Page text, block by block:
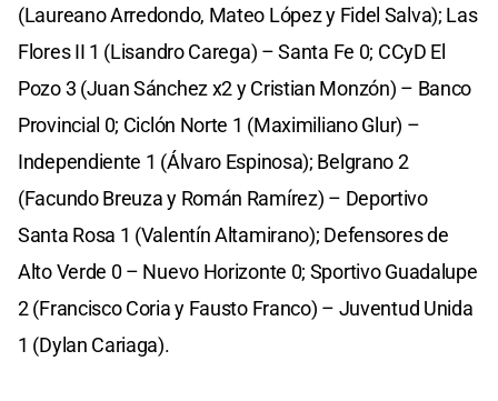
(Laureano Arredondo, Mateo López y Fidel Salva); Las
Flores II 1 (Lisandro Carega) – Santa Fe 0; CCyD El
Pozo 3 (Juan Sánchez x2 y Cristian Monzón) – Banco
Provincial 0; Ciclón Norte 1 (Maximiliano Glur) –
Independiente 1 (Álvaro Espinosa); Belgrano 2
(Facundo Breuza y Román Ramírez) – Deportivo
Santa Rosa 1 (Valentín Altamirano); Defensores de
Alto Verde 0 – Nuevo Horizonte 0; Sportivo Guadalupe
2 (Francisco Coria y Fausto Franco) – Juventud Unida
1 (Dylan Cariaga).